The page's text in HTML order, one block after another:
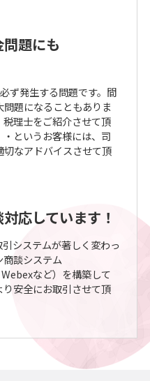
題にも
ず発生する問題です。間
題になることもありま
理士をご紹介させて頂
というお客様には、司
なアドバイスさせて頂
応しています！
システムが著しく変わっ
談システム
など）を構築して
安全にお取引させて頂